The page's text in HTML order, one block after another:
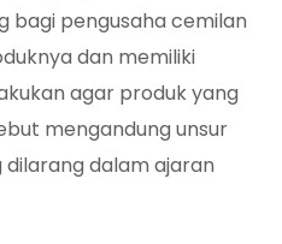
bagi pengusaha cemilan
dan memiliki
agar produk yang
mengandung unsur
dalam ajaran